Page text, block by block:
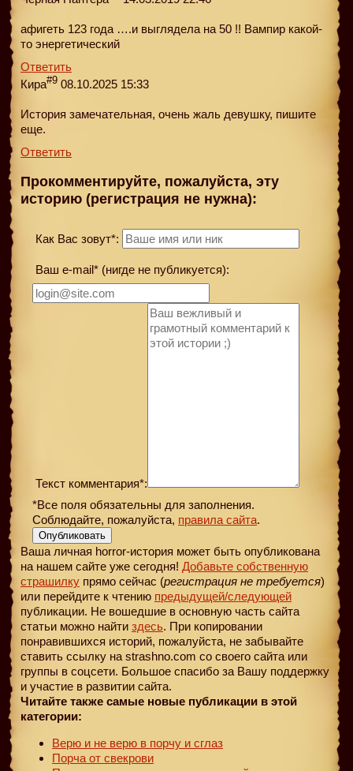
афигеть 123 года ….и выглядела на 50 !! Вампир какой-
то энергетический
Ответить
Кира#9 08.10.2025 15:33
История замечательная, очень жаль девушку, пишите
еще.
Ответить
Прокомментируйте, пожалуйста, эту
историю (регистрация не нужна):
Как Вас зовут*:
Ваш e-mail* (нигде не публикуется):
Текст комментария*:
*Все поля обязательны для заполнения.
Соблюдайте, пожалуйста, правила сайта.
Опубликовать
Ваша личная horror-история может быть опубликована
на нашем сайте уже сегодня! Добавьте собственную
страшилку прямо сейчас (регистрация не требуется)
или перейдите к чтению предыдущей/следующей
публикации. Не вошедшие в основную часть сайта
статьи можно найти здесь. При копировании
понравившихся историй, пожалуйста, не забывайте
ставить ссылку на strashno.com со своего сайта или
группы в соцсети. Большое спасибо за Вашу поддержку
и участие в развитии сайта.
Читайте также самые новые публикации в этой
категории:
Верю и не верю в порчу и сглаз
Порча от свекрови